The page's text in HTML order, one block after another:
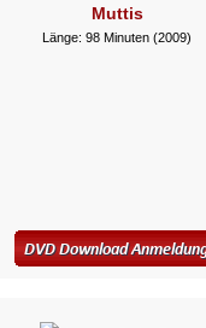
Muttis
Länge: 98 Minuten (2009)